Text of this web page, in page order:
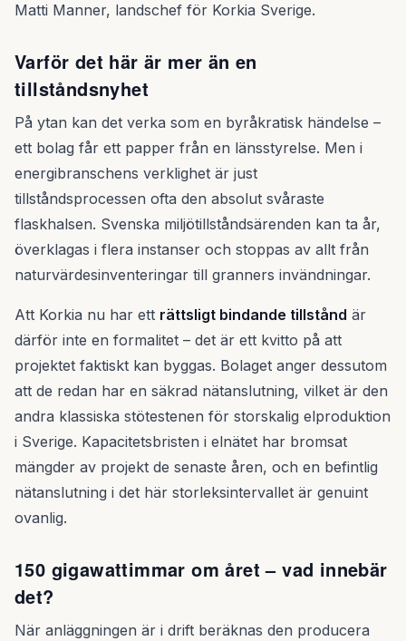
Matti Manner, landschef för Korkia Sverige.
Varför det här är mer än en
tillståndsnyhet
På ytan kan det verka som en byråkratisk händelse –
ett bolag får ett papper från en länsstyrelse. Men i
energibranschens verklighet är just
tillståndsprocessen ofta den absolut svåraste
flaskhalsen. Svenska miljötillståndsärenden kan ta år,
överklagas i flera instanser och stoppas av allt från
naturvärdesinventeringar till granners invändningar.
Att Korkia nu har ett rättsligt bindande tillstånd är
därför inte en formalitet – det är ett kvitto på att
projektet faktiskt kan byggas. Bolaget anger dessutom
att de redan har en säkrad nätanslutning, vilket är den
andra klassiska stötestenen för storskalig elproduktion
i Sverige. Kapacitetsbristen i elnätet har bromsat
mängder av projekt de senaste åren, och en befintlig
nätanslutning i det här storleksintervallet är genuint
ovanlig.
150 gigawattimmar om året – vad innebär
det?
När anläggningen är i drift beräknas den producera